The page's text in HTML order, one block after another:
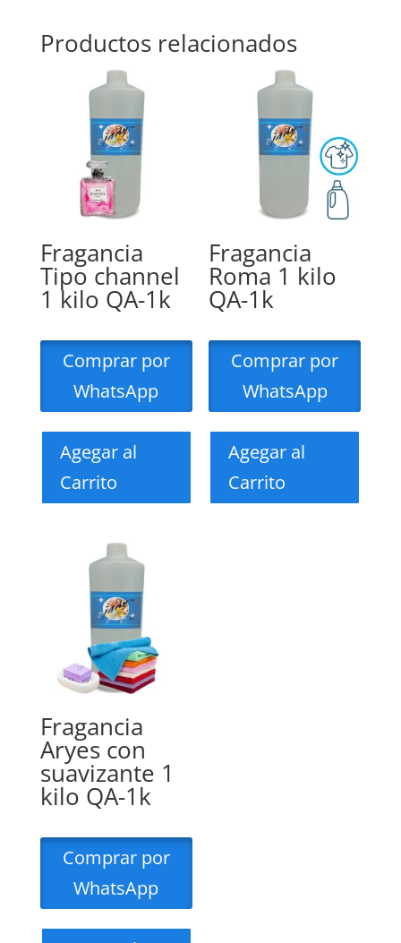
Productos relacionados
Fragancia
Tipo channel
1 kilo QA-1k
Comprar por
WhatsApp
Agegar al
Carrito
Fragancia
Roma 1 kilo
QA-1k
Comprar por
WhatsApp
Agegar al
Carrito
Fragancia
Aryes con
suavizante 1
kilo QA-1k
Comprar por
WhatsApp